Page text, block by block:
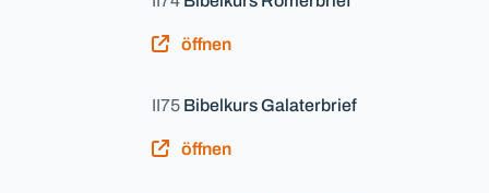
öffnen
II75 Bibelkurs Galaterbrief
öffnen